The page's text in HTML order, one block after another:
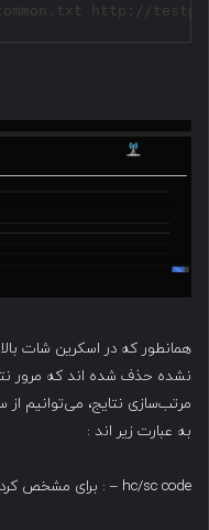
http://
همانطور که در اسکرین شات
نشده حذف شده اند که مرور
به عبارت زیر اند :‌
hc/sc code – : برای مشخص کردن کد مورد نظر